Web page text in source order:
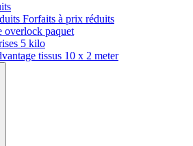
Forfaits à prix réduits
overlock paquet
5 kilo
tissus 10 x 2 meter